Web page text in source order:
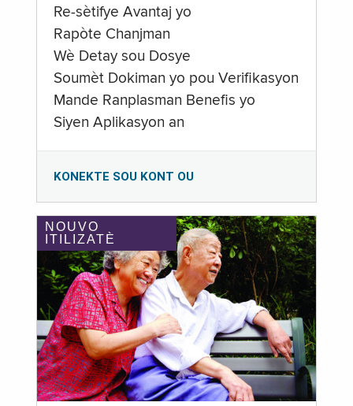
Re-sètifye Avantaj yo
Rapòte Chanjman
Wè Detay sou Dosye
Soumèt Dokiman yo pou Verifikasyon
Mande Ranplasman Benefis yo
Siyen Aplikasyon an
KONEKTE SOU KONT OU
NOUVO
ITILIZATÈ